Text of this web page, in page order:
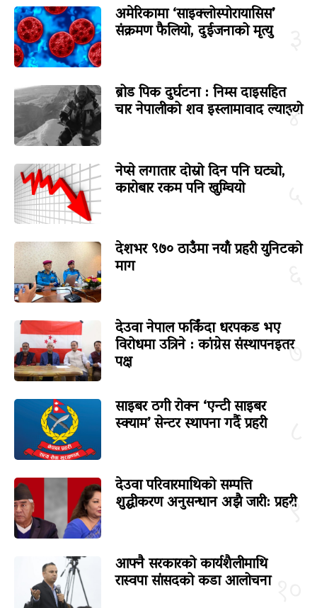
अमेरिकामा ‘साइक्लोस्पोरायासिस’
संक्रमण फैलियो, दुईजनाको मृत्यु
४
ब्रोड पिक दुर्घटना : निम्स दाइसहित
चार नेपालीको शव इस्लामावाद ल्याइयो
नेप्से लगातार दोस्रो दिन पनि घट्यो,
कारोबार रकम पनि खुम्चियो
देशभर ९७० ठाउँमा नयाँ प्रहरी युनिटको
माग
७
देउवा नेपाल फर्किंदा धरपकड भए
विरोधमा उत्रिने : कांग्रेस संस्थापनइतर
पक्ष
साइबर ठगी रोक्न ‘एन्टी साइबर
स्क्याम’ सेन्टर स्थापना गर्दै प्रहरी
९
देउवा परिवारमाथिको सम्पत्ति
शुद्धीकरण अनुसन्धान अझै जारी: प्रहरी
आफ्नै सरकारको कार्यशैलीमाथि
रास्वपा सांसदको कडा आलोचना